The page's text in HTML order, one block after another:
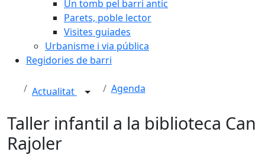
Un tomb pel barri antic
Parets, poble lector
Visites guiades
Urbanisme i via pública
Regidories de barri
Actualitat Agenda
Taller infantil a la biblioteca Can
Rajoler